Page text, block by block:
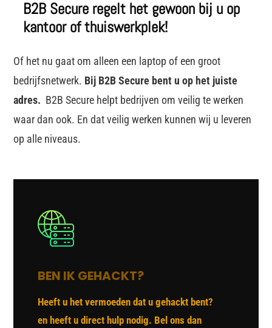
B2B Secure regelt het gewoon bij u op
kantoor of thuiswerkplek!
Of het nu gaat om alleen een laptop of een groot
bedrijfsnetwerk. Bij B2B Secure bent u op het juiste
adres. B2B Secure helpt bedrijven om veilig te werken
waar dan ook. En dat veilig werken kunnen wij u leveren
op alle niveaus.
BEN IK GEHACKT?
Heeft u het vermoeden dat u gehackt bent?
en heeft u direct hulp nodig. Bel ons dan